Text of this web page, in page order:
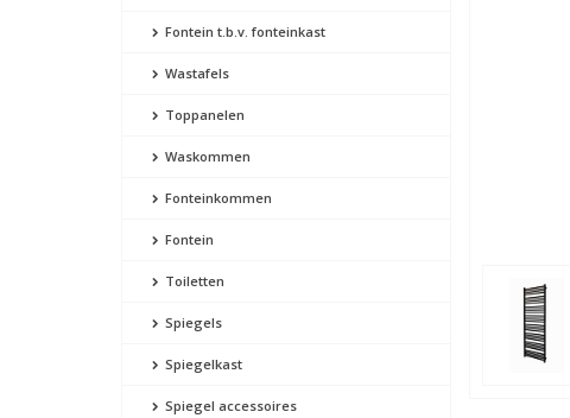
Fontein t.b.v. fonteinkast
Wastafels
Toppanelen
Waskommen
Fonteinkommen
Fontein
Toiletten
Spiegels
Spiegelkast
Spiegel accessoires